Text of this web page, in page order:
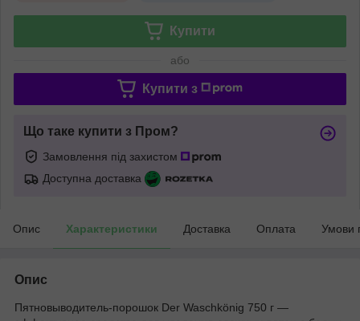
Купити
або
Купити з
Що таке купити з Пром?
Замовлення під захистом
Доступна доставка
Опис Характеристики Доставка Оплата Умови
Опис
Пятновыводитель-порошок Der Waschkönig 750 г —